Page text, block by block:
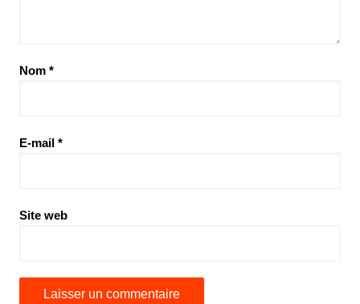
Nom *
E-mail *
Site web